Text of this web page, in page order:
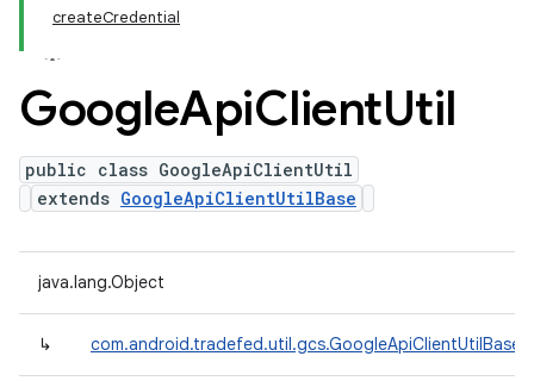
createCredential
GoogleApiClientUtil
public class GoogleApiClientUtil
extends GoogleApiClientUtilBase
java.lang.Object
↳ com.android.tradefed.util.gcs.GoogleApiClientUtilBase